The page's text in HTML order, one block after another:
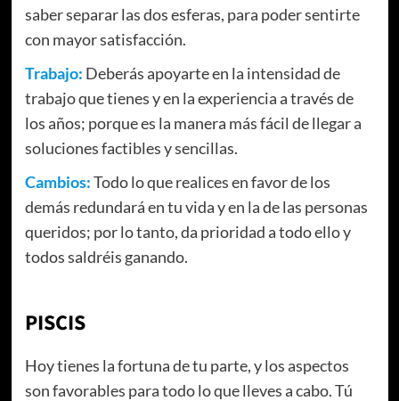
saber separar las dos esferas, para poder sentirte
con mayor satisfacción.
Trabajo: Deberás apoyarte en la intensidad de
trabajo que tienes y en la experiencia a través de
los años; porque es la manera más fácil de llegar a
soluciones factibles y sencillas.
Cambios:Todo lo que realices en favor de los
demás redundará en tu vida y en la de las personas
queridos; por lo tanto, da prioridad a todo ello y
todos saldréis ganando.
PISCIS
Hoy tienes la fortuna de tu parte, y los aspectos
son favorables para todo lo que lleves a cabo. Tú